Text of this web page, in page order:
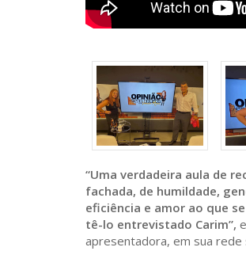
“Uma verdadeira aula de
fachada, de humildade,
eficiência e amor ao que
tê-lo entrevistado Carim”,
apresentadora, em sua rede